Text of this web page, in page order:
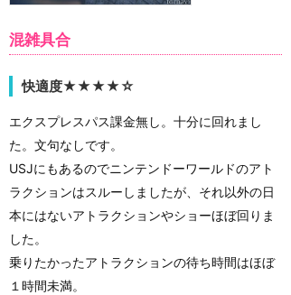
混雑具合
快適度★★★★☆
エクスプレスパス課金無し。十分に回れまし
た。文句なしです。
USJにもあるのでニンテンドーワールドのアト
ラクションはスルーしましたが、それ以外の日
本にはないアトラクションやショーほぼ回りま
した。
乗りたかったアトラクションの待ち時間はほぼ
１時間未満。